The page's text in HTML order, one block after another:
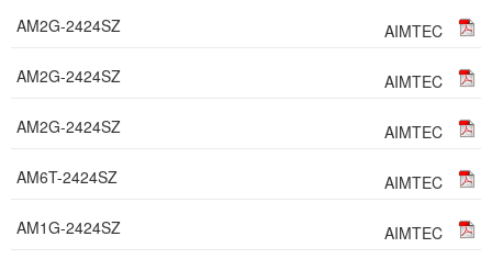
AM2G-2424SZ AIMTEC
AM2G-2424SZ AIMTEC
AM2G-2424SZ AIMTEC
AM6T-2424SZ AIMTEC
AM1G-2424SZ AIMTEC